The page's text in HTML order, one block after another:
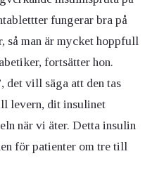
fungerar bra på
så man är mycket hoppfull
fortsätter hon.
det vill säga att den tas
levern, dit insulinet
när vi äter. Detta insulin
för patienter om tre till